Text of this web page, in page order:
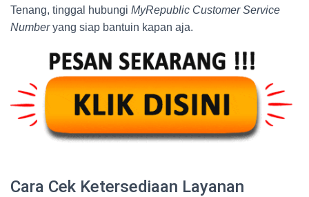
Tenang, tinggal hubungi MyRepublic Customer Service
Numberyang siap bantuin kapan aja.
Cara Cek Ketersediaan Layanan